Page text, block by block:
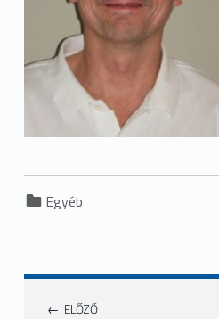
Egyéb
ELŐZŐ